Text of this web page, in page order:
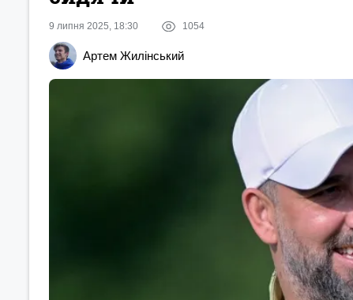
9 липня 2025, 18:30 1054
Артем Жилінський